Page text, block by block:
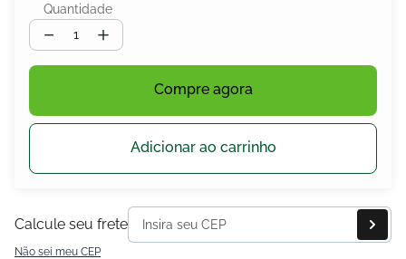
Quantidade
＋
－
Compre agora
Adicionar ao carrinho
Calcule seu frete
Não sei meu CEP